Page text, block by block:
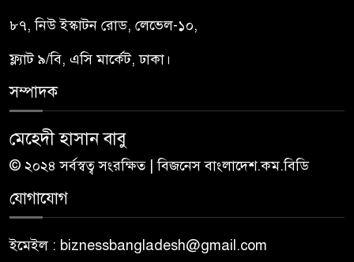
৮৭, নিউ ইস্কাটন রোড, লেভেল-১০,
ফ্ল্যাট ৯/বি, এসি মার্কেট, ঢাকা।
সম্পাদক
মেহেদী হাসান বাবু
© ২০২৪ সর্বস্বত্ব সংরক্ষিত | বিজনেস বাংলাদেশ.কম.বিডি
যোগাযোগ
ইমেইল : biznessbangladesh@gmail.com